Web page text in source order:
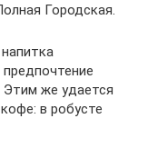
Городская.
Этим же удается
в робусте